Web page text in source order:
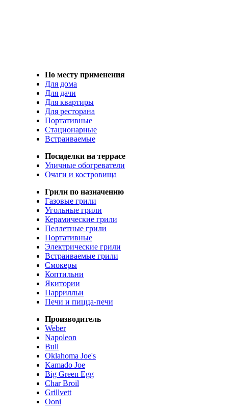
По месту применения
Для дома
Для дачи
Для квартиры
Для ресторана
Портативные
Стационарные
Встраиваемые
Посиделки на террасе
Уличные обогреватели
Очаги и костровища
Грили по назначению
Газовые грили
Угольные грили
Керамические грили
Пеллетные грили
Портативные
Электрические грили
Встраиваемые грили
Смокеры
Коптильни
Якитории
Паррилльи
Печи и пицца-печи
Производитель
Weber
Napoleon
Bull
Oklahoma Joe's
Kamado Joe
Big Green Egg
Char Broil
Grillvett
Ooni